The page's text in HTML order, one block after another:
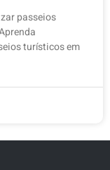
passeios
turísticos em